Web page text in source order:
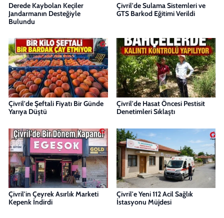
Derede Kaybolan Keçiler
Jandarmanın Desteğiyle
Bulundu
Çivril'de Sulama Sistemleri ve
GTS Barkod Eğitimi Verildi
Çivril'de Şeftali Fiyatı Bir Günde
Yarıya Düştü
Çivril'de Hasat Öncesi Pestisit
Denetimleri Sıklaştı
Çivril'in Çeyrek Asırlık Marketi
Kepenk İndirdi
Çivril'e Yeni 112 Acil Sağlık
İstasyonu Müjdesi